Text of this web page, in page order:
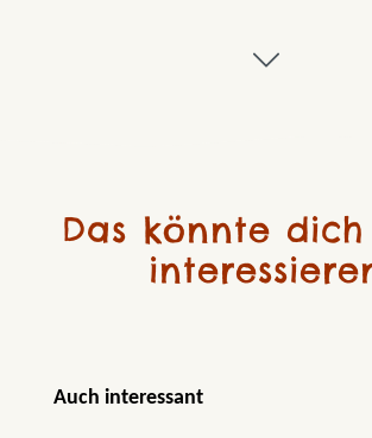
Das könnte
Produktgalerie überspringen
Auch interessant